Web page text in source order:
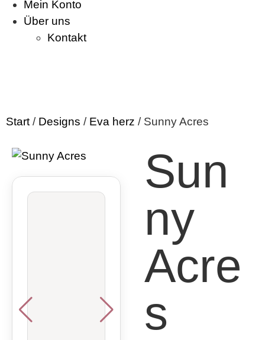
Mein Konto
Über uns
Kontakt
Start / Designs / Eva herz / Sunny Acres
Sun
ny
Acre
s